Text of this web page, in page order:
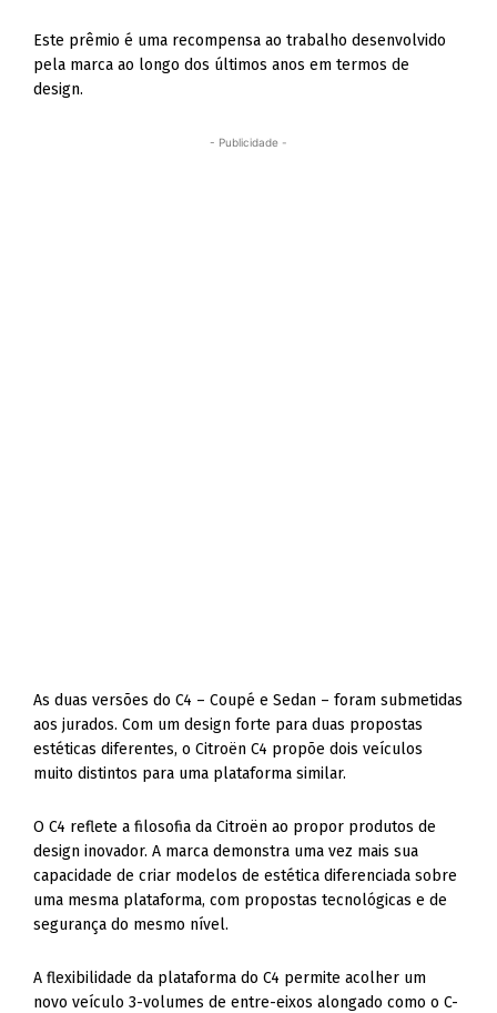
Este prêmio é uma recompensa ao trabalho desenvolvido
pela marca ao longo dos últimos anos em termos de
design.
- Publicidade -
As duas versões do C4 – Coupé e Sedan – foram submetidas
aos jurados. Com um design forte para duas propostas
estéticas diferentes, o Citroën C4 propõe dois veículos
muito distintos para uma plataforma similar.
O C4 reflete a filosofia da Citroën ao propor produtos de
design inovador. A marca demonstra uma vez mais sua
capacidade de criar modelos de estética diferenciada sobre
uma mesma plataforma, com propostas tecnológicas e de
segurança do mesmo nível.
A flexibilidade da plataforma do C4 permite acolher um
novo veículo 3-volumes de entre-eixos alongado como o C-